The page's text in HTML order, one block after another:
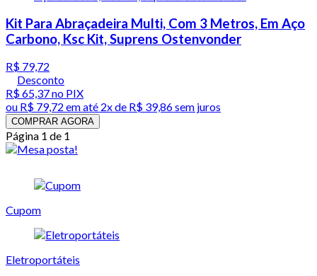
Kit Para Abraçadeira Multi, Com 3 Metros, Em Aço
Carbono, Ksc Kit, Suprens Ostenvonder
R$ 79,72
Desconto
R$ 65,37no PIX
ou R$ 79,72 em até 2x de R$ 39,86 sem juros
COMPRAR AGORA
Página 1 de 1
Cupom
Eletroportáteis